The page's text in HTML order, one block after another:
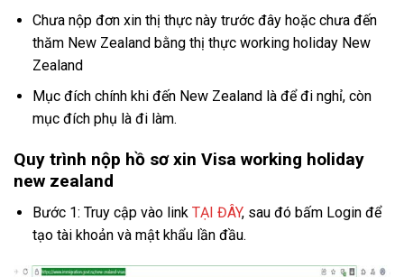
Chưa nộp đơn xin thị thực này trước đây hoặc chưa đến
thăm New Zealand bằng thị thực working holiday New
Zealand
Mục đích chính khi đến New Zealand là để đi nghỉ, còn
mục đích phụ là đi làm.
Quy trình nộp hồ sơ xin Visa working holiday
new zealand
Bước 1: Truy cập vào link TẠI ĐÂY, sau đó bấm Login để
tạo tài khoản và mật khẩu lần đầu.